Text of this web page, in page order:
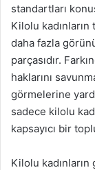
standartları
Kilolu
daha fazla
parçasıdır.
haklarını
görmelerine
sadece kilolu
kapsayıcı bir
Kilolu